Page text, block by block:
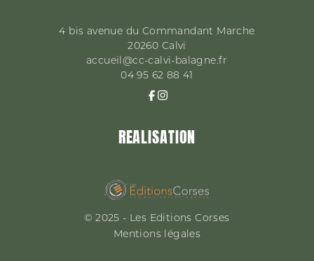
4 bis avenue du Commandant Marche
20260 Calvi
accueil@cc-calvi-balagne.fr
04 95 62 88 41
REALISATION
© 2025 - Les Editions Corses
Mentions légales